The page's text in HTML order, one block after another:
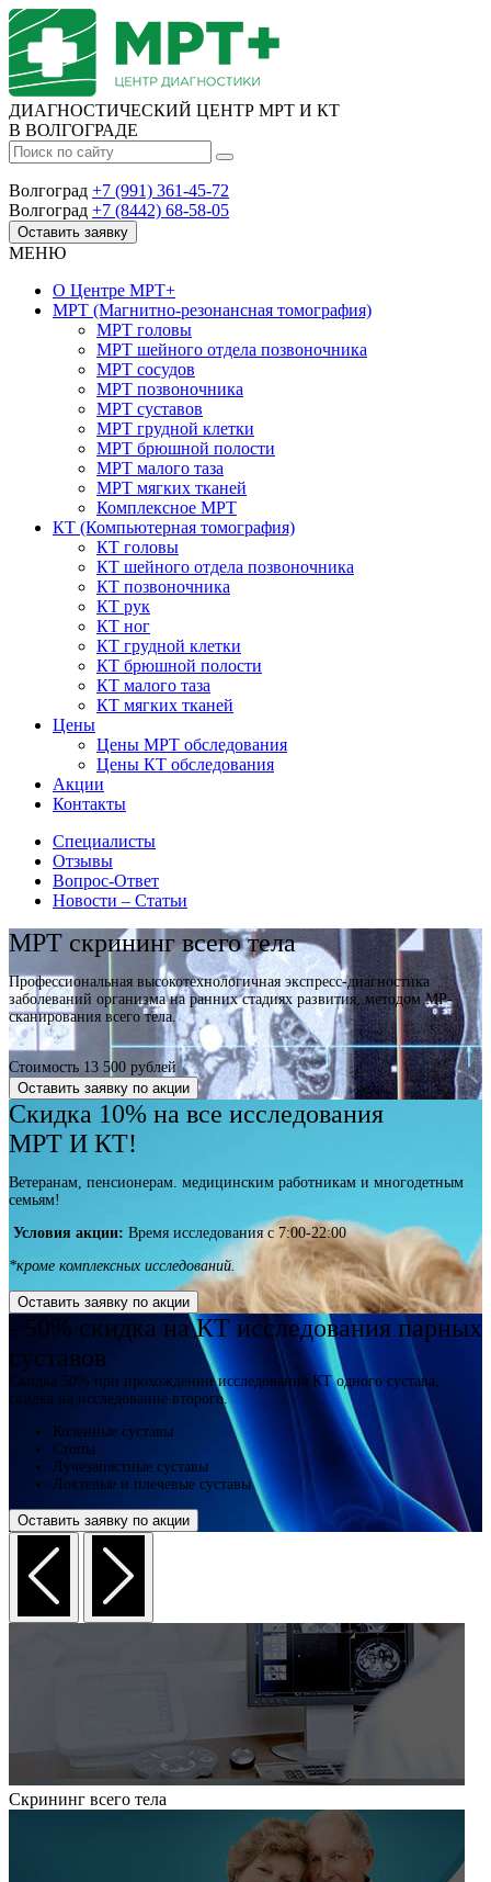
ДИАГНОСТИЧЕСКИЙ ЦЕНТР МРТ И КТ
В ВОЛГОГРАДЕ
Волгоград +7 (991) 361-45-72
Волгоград +7 (8442) 68-58-05
Оставить заявку
МЕНЮ
О Центре МРТ+
МРТ (Магнитно-резонансная томография)
МРТ головы
МРТ шейного отдела позвоночника
МРТ сосудов
МРТ позвоночника
МРТ суставов
МРТ грудной клетки
МРТ брюшной полости
МРТ малого таза
МРТ мягких тканей
Комплексное МРТ
КТ (Компьютерная томография)
КТ головы
КТ шейного отдела позвоночника
КТ позвоночника
КТ рук
КТ ног
КТ грудной клетки
КТ брюшной полости
КТ малого таза
КТ мягких тканей
Цены
Цены МРТ обследования
Цены КТ обследования
Акции
Контакты
Специалисты
Отзывы
Вопрос-Ответ
Новости – Статьи
МРТ скрининг всего тела
Профессиональная высокотехнологичная экспресс-диагностика
заболеваний организма на ранних стадиях развития, методом МР-
сканирования всего тела.
Стоимость 13 500 рублей
Оставить заявку по акции
Скидка 10% на все исследования
МРТ И КТ!
Ветеранам, пенсионерам. медицинским работникам и многодетным
семьям!
Условия акции: Время исследования с 7:00-22:00
*кроме комплексных исследований.
Оставить заявку по акции
- 50% скидка на КТ исследования парных
суставов
Скидка 50% при прохождении исследования КТ одного сустава,
скидка на исследование второго.
Коленные суставы
Стопы
Лучезапястные суставы
Локтевые и плечевые суставы
Оставить заявку по акции
Скрининг всего тела